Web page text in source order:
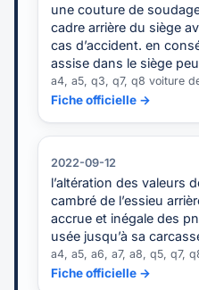
une couture de
cadre arrière du siège
cas d’accident. en
assise dans le siège
a4, a5, q3, q7, q8 voiture
Fiche officielle →
2022-09-12
l’altération des valeurs
cambré de l’essieu
accrue et inégale des
usée jusqu’à sa
a4, a5, a6, a7, a8, q5, q7,
Fiche officielle →